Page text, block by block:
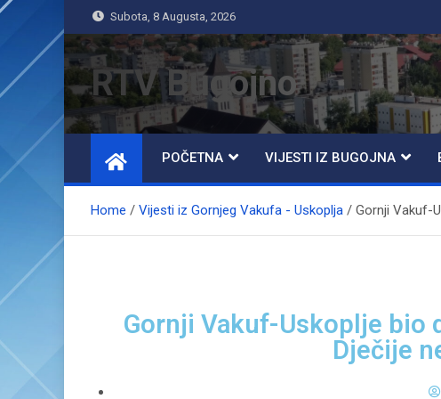
Subota, 8 Augusta, 2026
RTV Bugojno
POČETNA VIJESTI IZ BUGOJNA
Home Vijesti iz Gornjeg Vakufa - Uskoplja Gornji Vakuf-
Gornji Vakuf-Uskoplje bio
Dječije